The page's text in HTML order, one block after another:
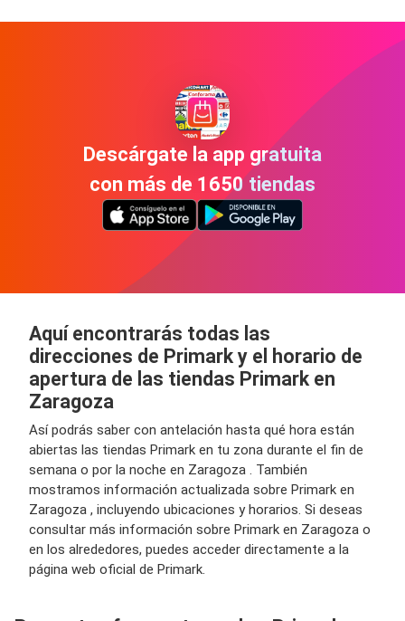
Descárgate la app gratuita
con más de 1650 tiendas
Aquí encontrarás todas las
direcciones de Primark y el horario de
apertura de las tiendas Primark en
Zaragoza
Así podrás saber con antelación hasta qué hora están
abiertas las tiendas Primark en tu zona durante el fin de
semana o por la noche en Zaragoza . También
mostramos información actualizada sobre Primark en
Zaragoza , incluyendo ubicaciones y horarios. Si deseas
consultar más información sobre Primark en Zaragoza o
en los alrededores, puedes acceder directamente a la
página web oficial de Primark.